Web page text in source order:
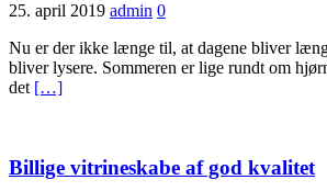
25. april 2019 admin 0
Nu er der ikke længe til, at dagene bliver
bliver lysere. Sommeren er lige rundt om
det […]
Billige vitrineskabe af god kvalitet